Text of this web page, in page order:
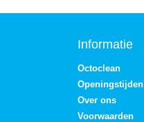
Informatie
Octoclean
Openingstijden
Over ons
Voorwaarden